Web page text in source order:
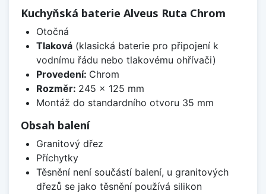
Kuchyňská baterie Alveus Ruta Chrom
Otočná
Tlaková(klasická baterie pro připojení k
vodnímu řádu nebo tlakovému ohřívači)
Provedení: Chrom
Rozměr: 245 x 125 mm
Montáž do standardního otvoru 35 mm
Obsah balení
Granitový dřez
Příchytky
Těsnění není součástí balení, u granitových
dřezů se jako těsnění používá silikon